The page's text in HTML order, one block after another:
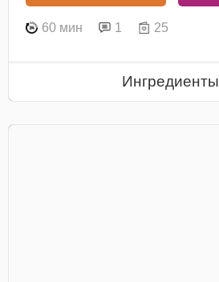
60 мин 1 25
Ингредиенты